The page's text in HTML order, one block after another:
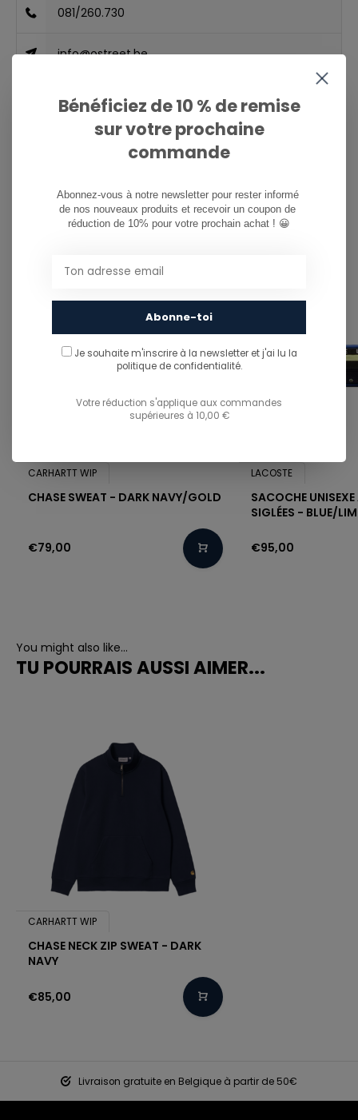
081/260.730
info@ostreet.be
PARTAGER CE PRODUIT
CE PRODUIT EST SOUVENT ACHETÉ
AVEC...
CARHARTT WIP
CHASE SWEAT - DARK NAVY/GOLD
€79,00
LACOSTE
SACOCHE
SIGLÉES - BLUE/
€95,00
You might also like...
TU POURRAIS AUSSI AIMER...
CARHARTT WIP
CHASE NECK ZIP SWEAT - DARK
NAVY
€85,00
Livraison gratuite en Belgique à partir de 50€
Bénéficiez de 10 % de remise
sur votre prochaine
commande
Abonnez-vous à notre newsletter pour rester informé
de nos nouveaux produits et recevoir un coupon de
réduction de 10% pour votre prochain achat ! 😀
Abonne-toi
Je souhaite m'inscrire à la newsletter et j'ai lu la
politique de confidentialité.
Votre réduction s'applique aux commandes
supérieures à 10,00 €